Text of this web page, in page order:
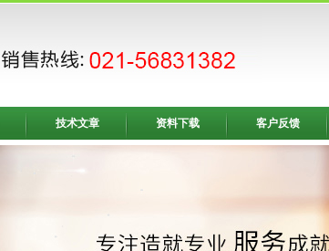
技术文章 资料下载 客户反馈